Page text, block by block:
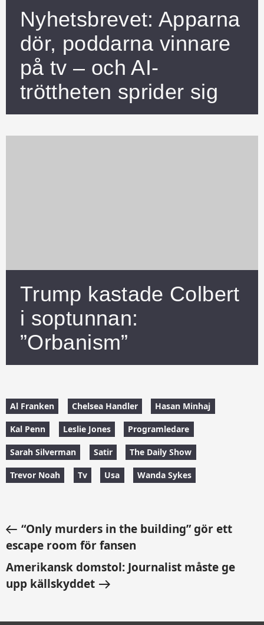
Nyhetsbrevet: Apparna
dör, poddarna vinnare
på tv – och AI-
tröttheten sprider sig
Trump kastade Colbert
i soptunnan:
”Orbanism”
Al Franken Chelsea Handler Hasan Minhaj
Kal Penn Leslie Jones Programledare
Sarah Silverman Satir The Daily Show
Trevor Noah Tv Usa Wanda Sykes
“Only murders in the building” gör ett
escape room för fansen
Amerikansk domstol: Journalist måste ge
upp källskyddet